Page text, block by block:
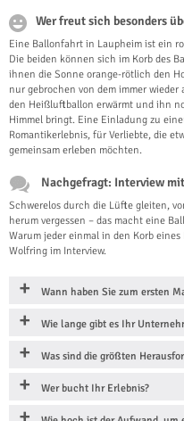
Wer freut sich besonders
Eine Ballonfahrt in Laupheim ist ein
Die beiden können sich im Korb des
ihnen die Sonne orange-rötlich den
nur gebrochen von dem immer
den Heißluftballon erwärmt und ihn
Himmel bringt. Eine Einladung zu
Romantikerlebnis, für Verliebte, die
gemeinsam erleben möchten.
Nachgefragt: Interview
Schwerelos durch die Lüfte gleiten,
herum vergessen – das macht eine
Warum jeder einmal in den Korb
Wolfring im Interview.
Wann haben Sie zum ersten
Wie lange gibt es Ihr
Was sind die größten
Wer bucht Ihr Erlebnis?